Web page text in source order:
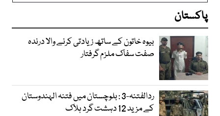
پاکستان
بیوہ خاتون کے ساتھ زیادتی کرنے والا درندہ
صفت سفاک ملزم گرفتار
ردالفتنہ-3 : بلوچستان میں فتنہ الہندوستان
کے مزید 12 دہشت گرد ہلاک